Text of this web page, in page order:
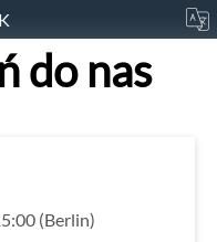
do nas
(Berlin)